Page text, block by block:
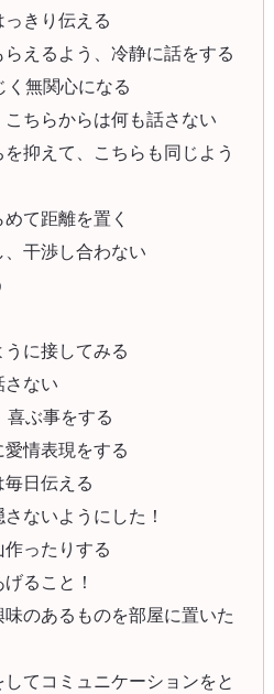
きり伝える
えるよう、冷静に話をする
く無関心になる
ちらからは何も話さない
抑えて、こちらも同じよう
て距離を置く
干渉し合わない
に接してみる
さない
喜ぶ事をする
情表現をする
日伝える
ないようにした！
ったりする
ること！
のあるものを部屋に置いた
てコミュニケーションをと